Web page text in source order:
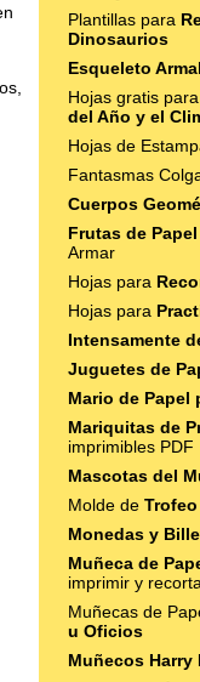
Plantillas para
Dinosaurios
Esqueleto
Hojas gratis
del Año y el
Hojas de
Fantasmas
Cuerpos
Frutas de Papel
Armar
Hojas para
Hojas para
Intensamente
Juguetes de
Mario de Papel
Mariquitas de
imprimibles PDF
Mascotas del
Molde de
Monedas y
Muñeca de
imprimir y
Muñecas de
u Oficios
Muñecos Harry